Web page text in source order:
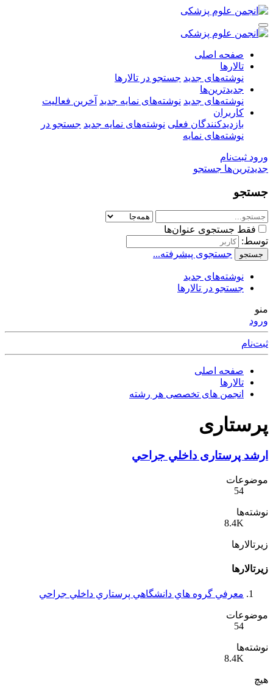
صفحه اصلی
تالارها
نوشته‌های جدید جستجو در تالارها
جدیدترین‌ها
نوشته‌های جدید نوشته‌های نمایه جدید آخرین فعالیت
کاربران
بازدیدکنندگان فعلی نوشته‌های نمایه جدید جستجو در
نوشته‌های نمایه
ورود ثبت‌نام
جدیدترین‌ها جستجو
جستجو
فقط جستجوی عنوان‌ها
توسط:
جستجو جستجوی پیشرفته...
نوشته‌های جدید
جستجو در تالارها
منو
ورود
ثبت‌نام
صفحه اصلی
تالارها
انجمن های تخصصی هر رشته
پرستاری
ارشد پرستاری داخلي جراحي
موضوعات
54
نوشته‌ها
8.4K
زیرتالارها
زیرتالارها
معرفي گروه هاي دانشگاهي پرستاري داخلي جراحي
موضوعات
54
نوشته‌ها
8.4K
هیچ